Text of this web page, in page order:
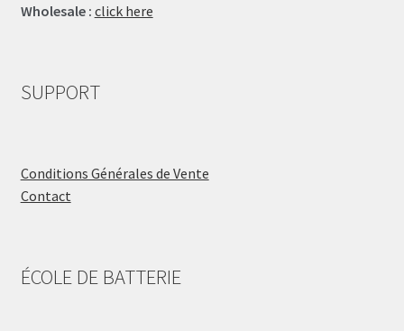
Wholesale : click here
SUPPORT
Conditions Générales de Vente
Contact
ÉCOLE DE BATTERIE